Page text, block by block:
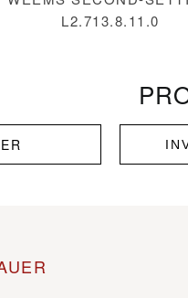
L2.713.8.11.0